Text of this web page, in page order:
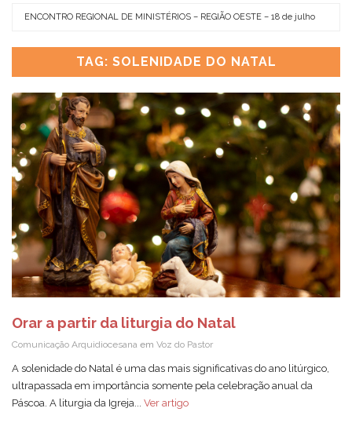
ENCONTRO REGIONAL DE MINISTÉRIOS – REGIÃO OESTE – 18 de julho
TAG: SOLENIDADE DO NATAL
Orar a partir da liturgia do Natal
Comunicação Arquidiocesana em Voz do Pastor
A solenidade do Natal é uma das mais significativas do ano litúrgico,
ultrapassada em importância somente pela celebração anual da
Páscoa. A liturgia da Igreja... Ver artigo